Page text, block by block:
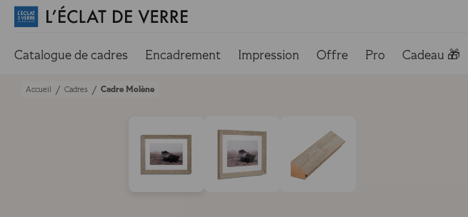
Catalogue de cadres Encadrement Impression Offre Pro Cadeau 🎁
Accueil / Cadres / Cadre Molène